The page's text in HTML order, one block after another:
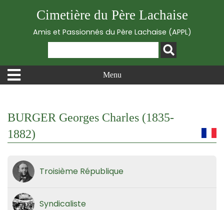
Cimetière du Père Lachaise
Amis et Passionnés du Père Lachaise (APPL)
Menu
BURGER Georges Charles (1835-
1882)
Troisième République
Syndicaliste